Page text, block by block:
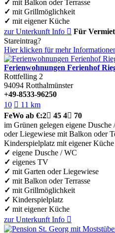
✓ mit Balkon oder Terrasse
✓ mit Grillmöglichkeit
✓ mit eigener Küche
zur Unterkunft Info  Für
Stareintrag?
Hier klicken für mehr
Ferienwohnungen Ferienhof
Rottfelling 2
94094 Rotthalmünster
+49-8533-96250
10  11 km
FeWo ab €:2 45 4 70
im Grünen gelegen eigene Dusche
oder Liegewiese mit Balkon oder
Kinderspielplatz mit eigener Küche
✓ eigene Dusche / WC
✓ eigenes TV
✓ mit Garten oder Liegewiese
✓ mit Balkon oder Terrasse
✓ mit Grillmöglichkeit
✓ Kinderspielplatz
✓ mit eigener Küche
zur Unterkunft Info 